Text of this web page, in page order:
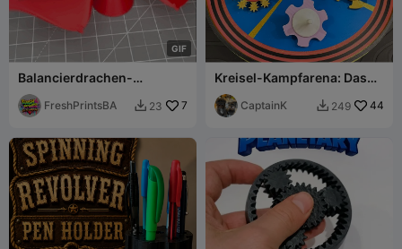
GIF
Balancierdrachen-
Spielzeug
FreshPrintsBA  23 7
Kreisel-Kampfarena: Das
ultimative Duell -
KOSTENLOS
CaptainK  249 44